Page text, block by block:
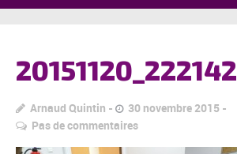
20151120_222142
Arnaud Quintin
30 novembre 2015
Pas de commentaires